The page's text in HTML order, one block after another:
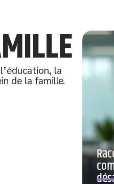
la
de la famille.